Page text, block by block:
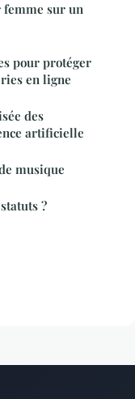
sur un
pour protéger
en ligne
des
artificielle
musique
?